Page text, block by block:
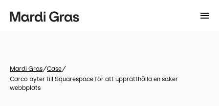
Mardi Gras/Case/
Carco byter till Squarespace för att upprätthålla en säker
webbplats